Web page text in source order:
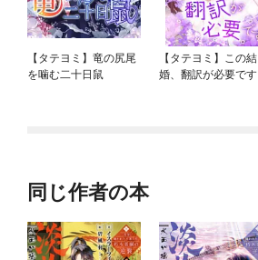
【タテヨミ】竜の尻尾
を噛む二十日鼠
【タテヨミ】この結
婚、翻訳が必要です
同じ作者の本